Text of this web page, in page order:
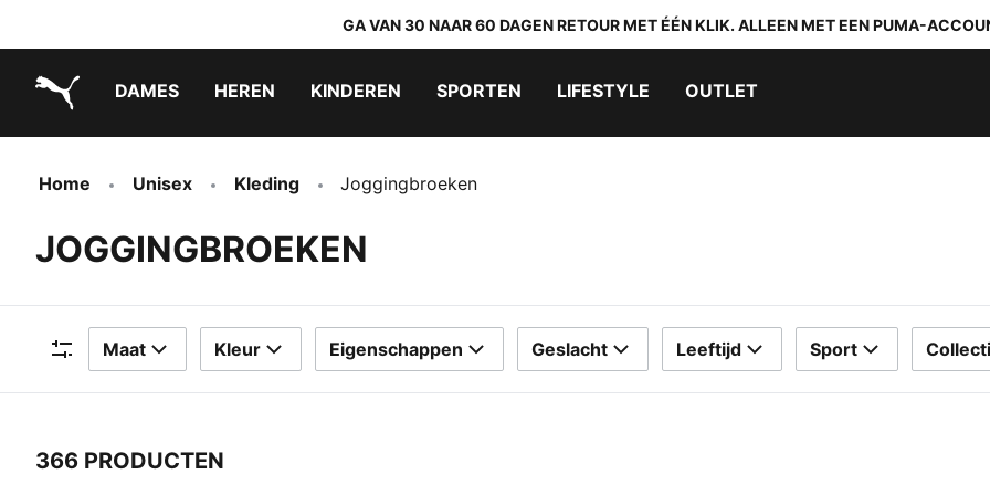
GA VAN 30 NAAR 60 DAGEN RETOUR MET ÉÉN KLIK. ALLEEN MET EEN PUMA-
DAMES HEREN KINDEREN SPORTEN LIFESTYLE OUTLET
Home Unisex Kleding Joggingbroeken
JOGGINGBROEKEN
Filters
Maat Kleur Eigenschappen Geslacht Leeftijd Sport
366 PRODUCTEN